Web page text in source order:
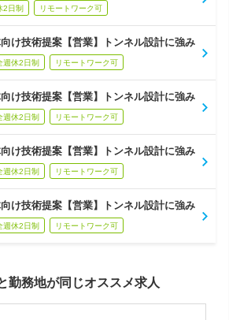
2日制 リモートワーク可
け技術提案【営業】トンネル設計に強み
週休2日制 リモートワーク可
け技術提案【営業】トンネル設計に強み
週休2日制 リモートワーク可
け技術提案【営業】トンネル設計に強み
週休2日制 リモートワーク可
け技術提案【営業】トンネル設計に強み
週休2日制 リモートワーク可
勤務地が同じオススメ求人